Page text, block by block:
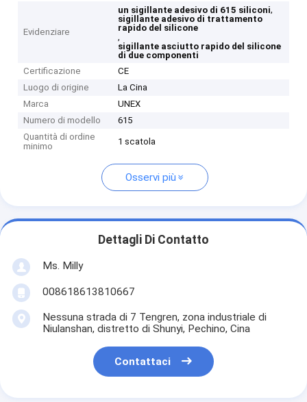
Evidenziare
un sigillante adesivo di 615 siliconi,
sigillante adesivo di trattamento
rapido del silicone
,
sigillante asciutto rapido del silicone
di due componenti
Certificazione
CE
Luogo di origine
La Cina
Marca
UNEX
Numero di modello
615
Quantità di ordine
minimo
1 scatola
Osservi più
Dettagli Di Contatto
Ms. Milly
008618613810667
Nessuna strada di 7 Tengren, zona industriale di
Niulanshan, distretto di Shunyi, Pechino, Cina
Contattaci